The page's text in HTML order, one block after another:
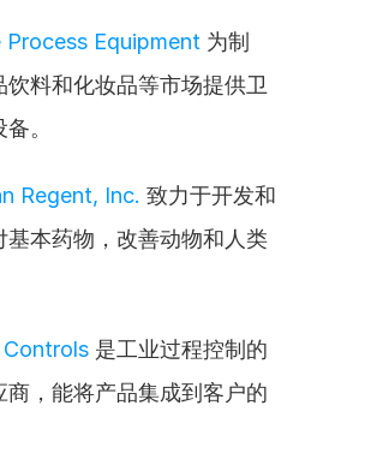
Process Equipment 为制
饮料和化妆品等市场提供卫
。
Regent, Inc. 致力于开发和
基本药物，改善动物和人类
是工业过程控制的
商，能将产品集成到客户的